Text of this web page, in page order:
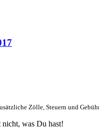
Zölle, Steuern und
was Du hast!